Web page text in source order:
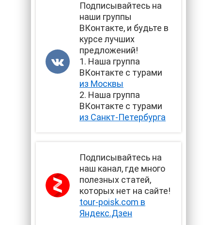
Подписывайтесь на
наши группы
ВКонтакте, и будьте в
курсе лучших
предложений!
1. Наша группа
ВКонтакте с турами
из Москвы
2. Наша группа
ВКонтакте с турами
из Санкт-Петербурга
Подписывайтесь на
наш канал, где много
полезных статей,
которых нет на сайте!
tour-poisk.com в
Яндекс.Дзен